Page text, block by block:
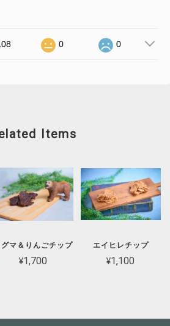
0 0
Items
グマ＆りんごチップ
¥1,700
エイヒレチップ
¥1,100